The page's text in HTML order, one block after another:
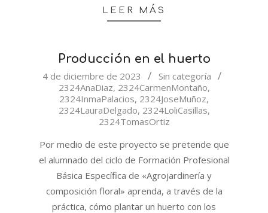
LEER MÁS
Producción en el huerto
2023-
4 de diciembre de 2023
Sin categoría
2324AnaDiaz, 2324CarmenMontaño,
2324InmaPalacios, 2324JoseMuñoz,
2324LauraDelgado, 2324LoliCasillas,
2324TomasOrtiz
Por medio de este proyecto se pretende que
el alumnado del ciclo de Formación Profesional
Básica Específica de «Agrojardinería y
composición floral» aprenda, a través de la
práctica, cómo plantar un huerto con los